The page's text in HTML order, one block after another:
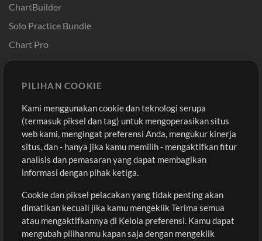
ChartBuilder
Solo Practice Bundle
Chart Pro
Template ProPresenter
Sound
Pembelian
Beli Kredit
Konten Gratis
Permintaan Lagu
Lain-lain
Sesi
Kirimkan musik kamu
Akun
Masuk
Daftar
Lihat Keranjang
PILIHAN COOKIE
Kami menggunakan cookie dan teknologi serupa
(termasuk piksel dan tag) untuk mengoperasikan situs
web kami, mengingat preferensi Anda, mengukur kinerja
situs, dan - hanya jika kamu memilih - mengaktifkan fitur
analisis dan pemasaran yang dapat membagikan
informasi dengan pihak ketiga.
Cookie dan piksel pelacakan yang tidak penting akan
dimatikan kecuali jika kamu mengeklik Terima semua
atau mengaktifkannya di Kelola preferensi. Kamu dapat
mengubah pilihanmu kapan saja dengan mengeklik